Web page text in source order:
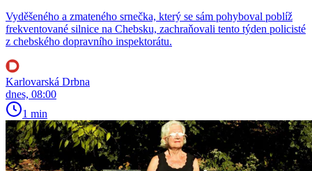
Vyděšeného a zmateného srnečka, který se sám pohyboval poblíž
frekventované silnice na Chebsku, zachraňovali tento týden policisté
z chebského dopravního inspektorátu.
Karlovarská Drbna
dnes, 08:00
1 min